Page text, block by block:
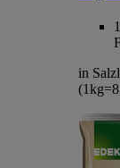
in